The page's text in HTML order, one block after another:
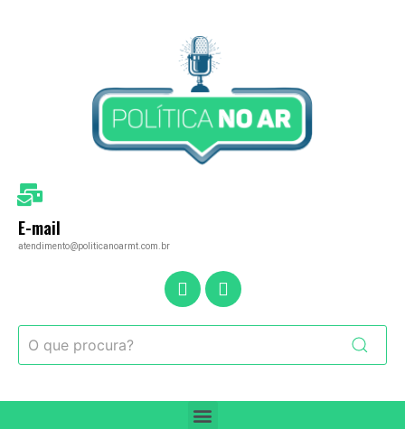
E-mail
atendimento@politicanoarmt.com.br